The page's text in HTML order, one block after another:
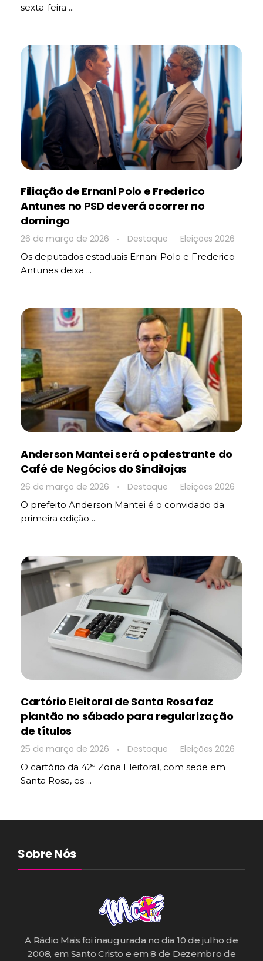
sexta-feira ...
Filiação de Ernani Polo e Frederico
Antunes no PSD deverá ocorrer no
domingo
26 de março de 2026 Destaque Eleições 2026
Os deputados estaduais Ernani Polo e Frederico
Antunes deixa ...
Anderson Mantei será o palestrante do
Café de Negócios do Sindilojas
26 de março de 2026 Destaque Eleições 2026
O prefeito Anderson Mantei é o convidado da
primeira edição ...
Cartório Eleitoral de Santa Rosa faz
plantão no sábado para regularização
de títulos
25 de março de 2026 Destaque Eleições 2026
O cartório da 42ª Zona Eleitoral, com sede em
Santa Rosa, es ...
Sobre Nós
A Rádio Mais foi inaugurada no dia 10 de julho de
2008, em Santo Cristo e em 8 de Dezembro de